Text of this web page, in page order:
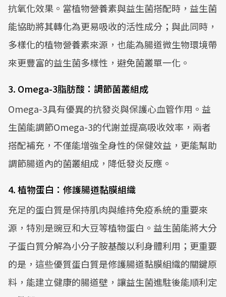
抗氧化效果。當植物營養素與益生菌搭配時，益生菌
能協助將其轉化為更易吸收的活性成分；與此同時，
多樣化的植物營養素來源，也能為腸道微生物環境帶
來更豐富的益生菌多樣性，避免菌叢單一化。
3. Omega-3脂肪酸：調節菌叢組成
Omega-3具有優異的抗發炎與保護心血管作用。益
生菌能調節Omega-3的代謝並提高吸收效率，兩者
搭配補充，不僅能增強全身性的保健效益，更能幫助
調節腸道內的菌叢組成，降低發炎反應。
4. 植物蛋白：修護腸道黏膜組織
充足的蛋白質是保持肌肉與維持免疫系統的重要來
源，特別是豌豆和大豆等植物蛋白。益生菌能將大分
子蛋白質分解為小分子胺基酸以利身體利用；更重要
的是，這些優質蛋白質是修護腸道黏膜組織的關鍵原
料，能建立健康的腸道壁，讓益生菌進駐後能順利定